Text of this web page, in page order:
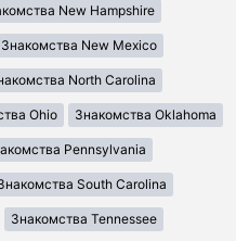
New Hampshire
Знакомства New Mexico
North Carolina
Ohio Знакомства Oklahoma
Pennsylvania
South Carolina
Знакомства Tennessee